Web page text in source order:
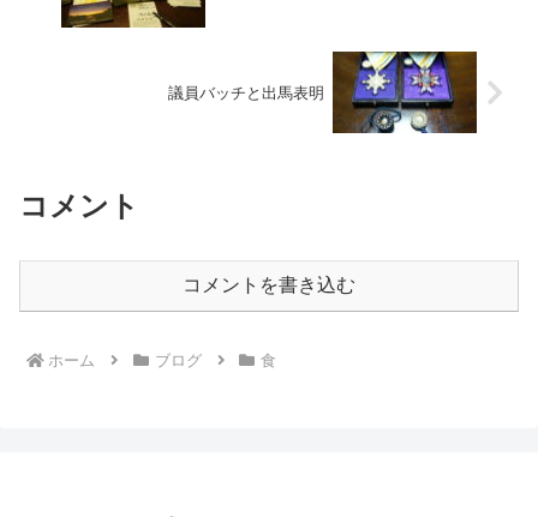
議員バッチと出馬表明
コメント
コメントを書き込む
ホーム ブログ 食